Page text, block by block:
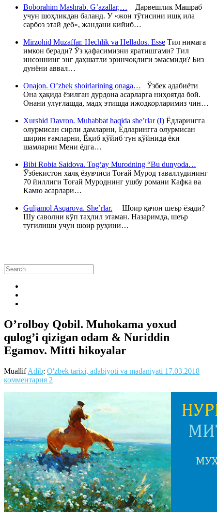
Boborahim Mashrab. G’azallar,… Дарвешлик Машраб
учун шоҳликдан баланд. У «жон тўтисини ишқ ила
сарбоз этай деб», жандани кийиб…
Mirzohid Muzaffar. Hechlik va Hellados. Esse Тил нимага
имкон беради? Ўз қафасимизни яратишгами? Тил
инсоннинг энг даҳшатли эринчоқлиги эмасмиди? Биз
дунёни аввал…
Onajon. O’zbek shoirlarining onaga… Ўзбек адабиёти
Она ҳақида ёзилган дурдона асарларга ниҳоятда бой.
Онани улуғлашда, мадҳ этишда ижодкорларимиз чин…
Xurshid Davron. Muhabbat haqida she’rlar (I) Ёдларингга
олурмисан сирли дамларни, Ёдларингга олурмисан
ширин ғамларни, Ёқиб қўйиб тун қўйнида ёки
шамларни Мени ёдга…
Bibi Robia Saidova. Tog‘ay Murodning “Bu dunyoda…
Ўзбекистон халқ ёзувчиси Тоғай Мурод таваллудининг
70 йиллиги Тоғай Муроднинг ушбу романи Кафка ва
Камю асарлари…
Guljamol Asqarova. She’rlar. Шоир қачон шеър ёзади?
Шу саволни кўп таҳлил этаман. Назаримда, шеър
туғилиши учун шоир руҳини…
O’rolboy Qobil. Muhokama yoxud
qulog’i qizigan odam & Nuriddin
Egamov. Mitti hikoyalar
MuallifAdib: O'zbek tarixi, adabiyoti va madaniyati 17.03.2018
комментария 2